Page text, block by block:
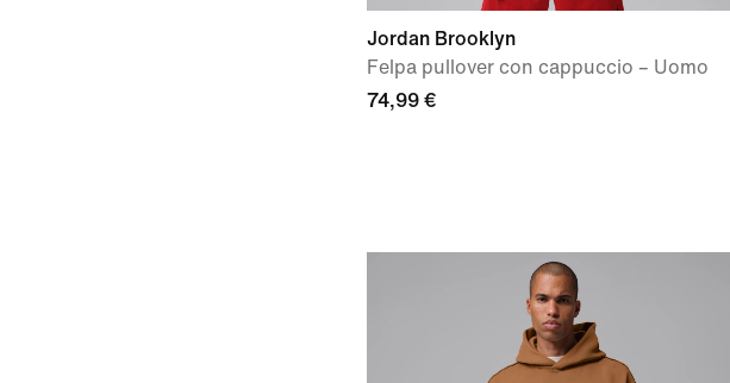
Jordan Brooklyn
Felpa pullover con cappuccio – Uomo
74,99 €